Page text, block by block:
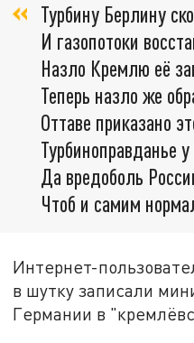
Турбину Берлину
И газопотоки
Назло Кремлю её
Теперь назло же
Оттаве приказано
Турбиноправданье
Да вредоболь
Чтоб и самим
Интернет-
в шутку записали
Германии в "кремлё